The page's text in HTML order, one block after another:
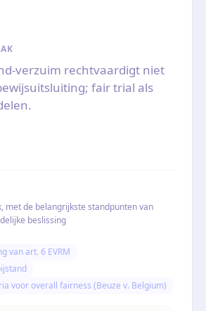
verzuim rechtvaardigt niet
fair trial als
met de belangrijkste standpunten van
beslissing
van art. 6 EVRM
voor overall fairness (Beuze v. Belgium)